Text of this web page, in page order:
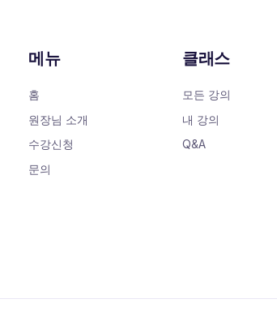
메뉴
홈
원장님 소개
수강신청
문의
클래스
모든 강의
내 강의
Q&A